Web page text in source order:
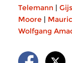
Telemann |
Moore |
Wolfgang